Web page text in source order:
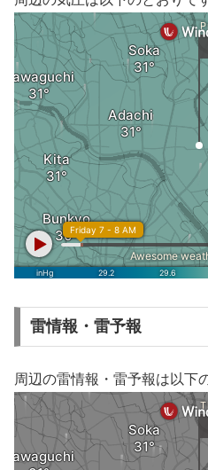
雷情報・雷予報
周辺の雷情報・雷予報は以下